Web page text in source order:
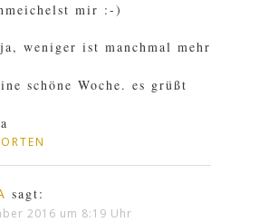
mir :-)
weniger ist manchmal mehr
schöne Woche. es grüßt
sagt:
2016 um 8:19 Uhr